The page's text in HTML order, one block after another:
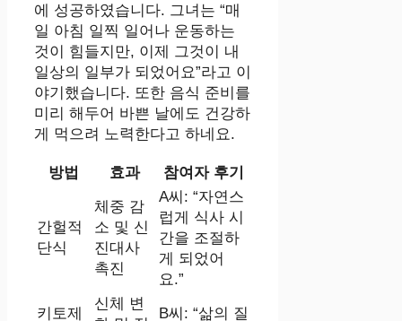
에 성공하였습니다. 그녀는 “매
일 아침 일찍 일어나 운동하는
것이 힘들지만, 이제 그것이 내
일상의 일부가 되었어요”라고 이
야기했습니다. 또한 음식 준비를
미리 해두어 바쁜 날에도 건강하
게 먹으려 노력한다고 하네요.
방법 효과 참여자 후기
간헐적
단식
체중 감
소 및 신
진대사
촉진
A씨: “자연스
럽게 식사 시
간을 조절하
게 되었어
요.”
키토제
신체 변
B씨: “삶의 질